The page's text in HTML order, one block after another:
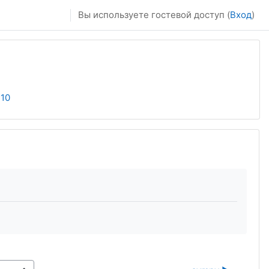
Вы используете гостевой доступ (Вход)